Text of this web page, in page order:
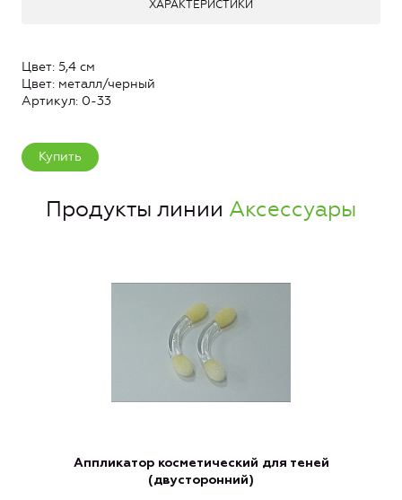
ХАРАКТЕРИСТИКИ
Цвет: 5,4 см
Цвет: металл/черный
Артикул: 0-33
Купить
Продукты линии Аксессуары
Аппликатор косметический для теней
(двусторонний)